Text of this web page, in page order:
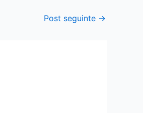
Post seguinte →